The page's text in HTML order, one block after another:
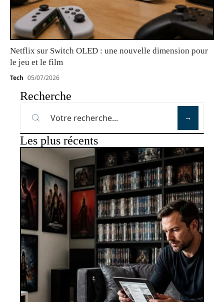
Netflix sur Switch OLED : une nouvelle dimension pour
le jeu et le film
Tech 05/07/2026
Recherche
Les plus récents